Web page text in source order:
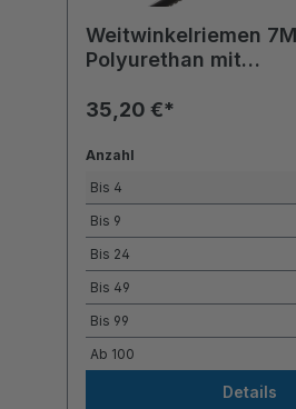
Weitwinkelriemen
Polyurethan mit
35,20 €*
Anzahl
Bis 4
Bis 9
Bis 24
Bis 49
Bis 99
Ab 100
Details